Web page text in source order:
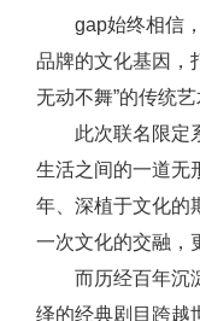
gap始终相信
品牌的文化基因，
无动不舞”的传统
此次联名限定
生活之间的一道无
年、深植于文化的
一次文化的交融，
而历经百年沉
绎的经典剧目跨